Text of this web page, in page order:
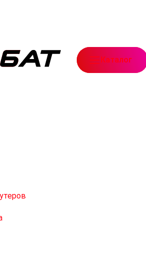
Можайское ш., 165, стр. 1,Каталог